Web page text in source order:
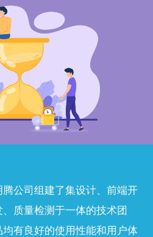
公司组建了集设计、前端开
质量检测于一体的技术团
有良好的使用性能和用户体